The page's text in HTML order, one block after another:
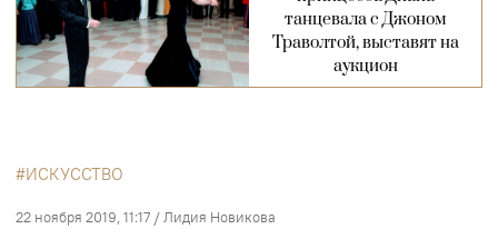
танцевала с Джоном
Траволтой, выставят на
аукцион
ИСКУССТВО
22 ноября 2019, 11:17 /Лидия Новикова